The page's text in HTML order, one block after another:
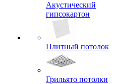
Акустический
гипсокартон
Плитный потолок
Грильято потолки